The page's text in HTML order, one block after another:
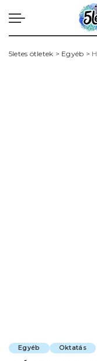
5letes ötletek > Egyéb >
Egyéb Oktatás